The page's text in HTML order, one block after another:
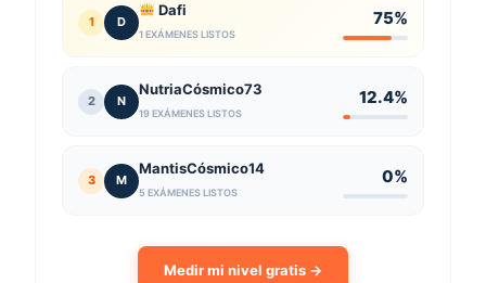
1 D
Dafi
1 EXÁMENES LISTOS
75%
2 N
NutriaCósmico73
19 EXÁMENES LISTOS
12.4%
3 M
MantisCósmico14
5 EXÁMENES LISTOS
0%
Medir mi nivel gratis →